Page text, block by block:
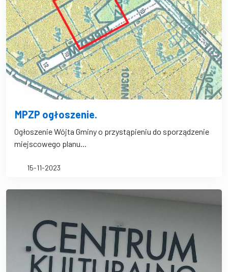
MPZP ogłoszenie.
Ogłoszenie Wójta Gminy o przystąpieniu do sporządzenie
miejscowego planu...
15-11-2023